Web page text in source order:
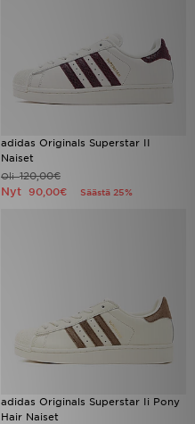
adidas Originals Superstar II
Naiset
Oli120,00€
Nyt 90,00€ Säästä 25%
adidas Originals Superstar Ii Pony
Hair Naiset